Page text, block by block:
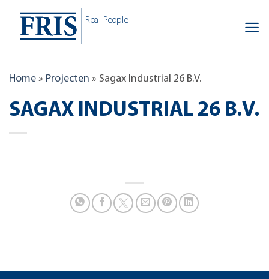
content
Real People
Home » Projecten » Sagax Industrial 26 B.V.
SAGAX INDUSTRIAL 26 B.V.